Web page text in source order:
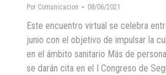
Por Comunicacion 08/06/2021
Este encuentro virtual se celebra
junio con el objetivo de impulsar la
en el ámbito sanitario Más de
se darán cita en el I Congreso de